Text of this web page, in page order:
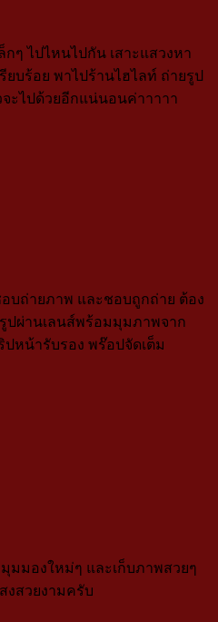
กๆ ไปไหนไปกัน เสาะแสวงหา
บร้อย พาไปร้านไฮไลท์ ถ่ายรูป
ะไปด้วยอีกแน่นอนค่าาาาา
ถ่ายภาพ และชอบถูกถ่าย ต้อง
ปผ่านเลนส์พร้อมมุมภาพจาก
หน้ารับรอง พร๊อปจัดเต็ม
มมองใหม่ๆ และเก็บภาพสวยๆ
งสวยงามครับ